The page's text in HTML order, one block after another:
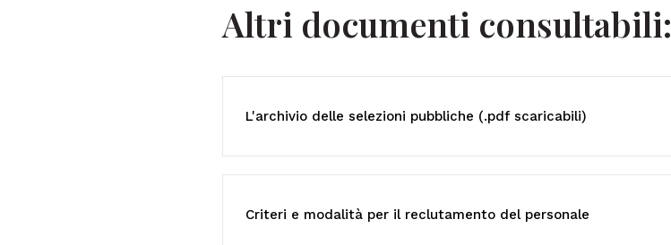
Altri documenti consultabili:
L'archivio delle selezioni pubbliche (.pdf scaricabili)
Criteri e modalità per il reclutamento del personale